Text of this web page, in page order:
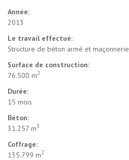
Année:
2013
Le travail effectué:
Structure de béton armé et maçonnerie
Surface de construction:
76.500 m2
Durée:
15 mois
Béton:
31.257 m3
Coffrage:
135.799 m2